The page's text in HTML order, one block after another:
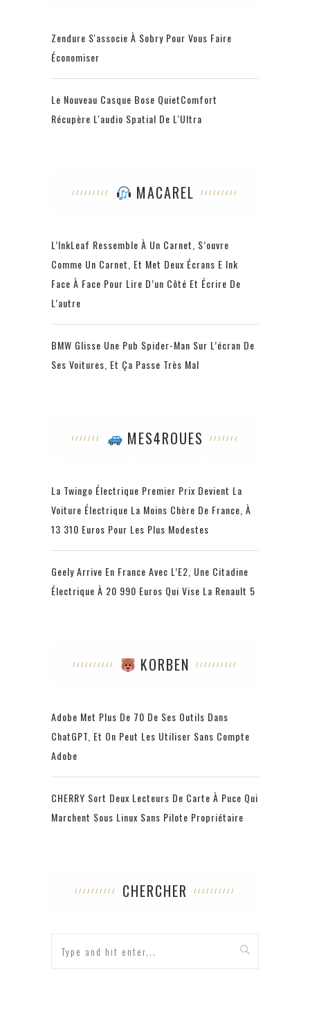
Zendure S'associe À Sobry Pour Vous Faire
Économiser
Le Nouveau Casque Bose QuietComfort
Récupère L'audio Spatial De L'Ultra
MACAREL
L’InkLeaf Ressemble À Un Carnet, S’ouvre
Comme Un Carnet, Et Met Deux Écrans E Ink
Face À Face Pour Lire D’un Côté Et Écrire De
L’autre
BMW Glisse Une Pub Spider-Man Sur L’écran De
Ses Voitures, Et Ça Passe Très Mal
MES4ROUES
La Twingo Électrique Premier Prix Devient La
Voiture Électrique La Moins Chère De France, À
13 310 Euros Pour Les Plus Modestes
Geely Arrive En France Avec L’E2, Une Citadine
Électrique À 20 990 Euros Qui Vise La Renault 5
KORBEN
Adobe Met Plus De 70 De Ses Outils Dans
ChatGPT, Et On Peut Les Utiliser Sans Compte
Adobe
CHERRY Sort Deux Lecteurs De Carte À Puce Qui
Marchent Sous Linux Sans Pilote Propriétaire
CHERCHER